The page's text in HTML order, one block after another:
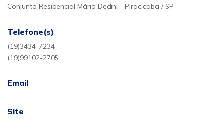
Conjunto Residencial Mário Dedini - Piracicaba / SP
Telefone(s)
(19)3434-7234
(19)99102-2705
Email
Site